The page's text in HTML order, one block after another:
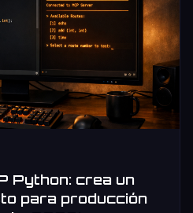
Python: crea un
para producción